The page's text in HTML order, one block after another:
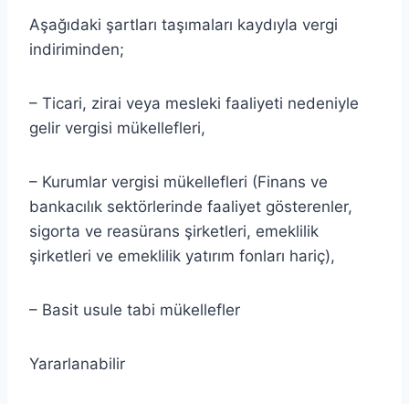
Aşağıdaki şartları taşımaları kaydıyla vergi
indiriminden;
– Ticari, zirai veya mesleki faaliyeti nedeniyle
gelir vergisi mükellefleri,
– Kurumlar vergisi mükellefleri (Finans ve
bankacılık sektörlerinde faaliyet gösterenler,
sigorta ve reasürans şirketleri, emeklilik
şirketleri ve emeklilik yatırım fonları hariç),
– Basit usule tabi mükellefler
Yararlanabilir